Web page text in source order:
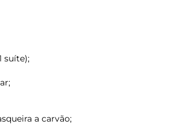
suíte);
a carvão;